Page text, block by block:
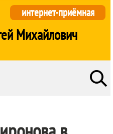
Михайлович
интернет-приёмная